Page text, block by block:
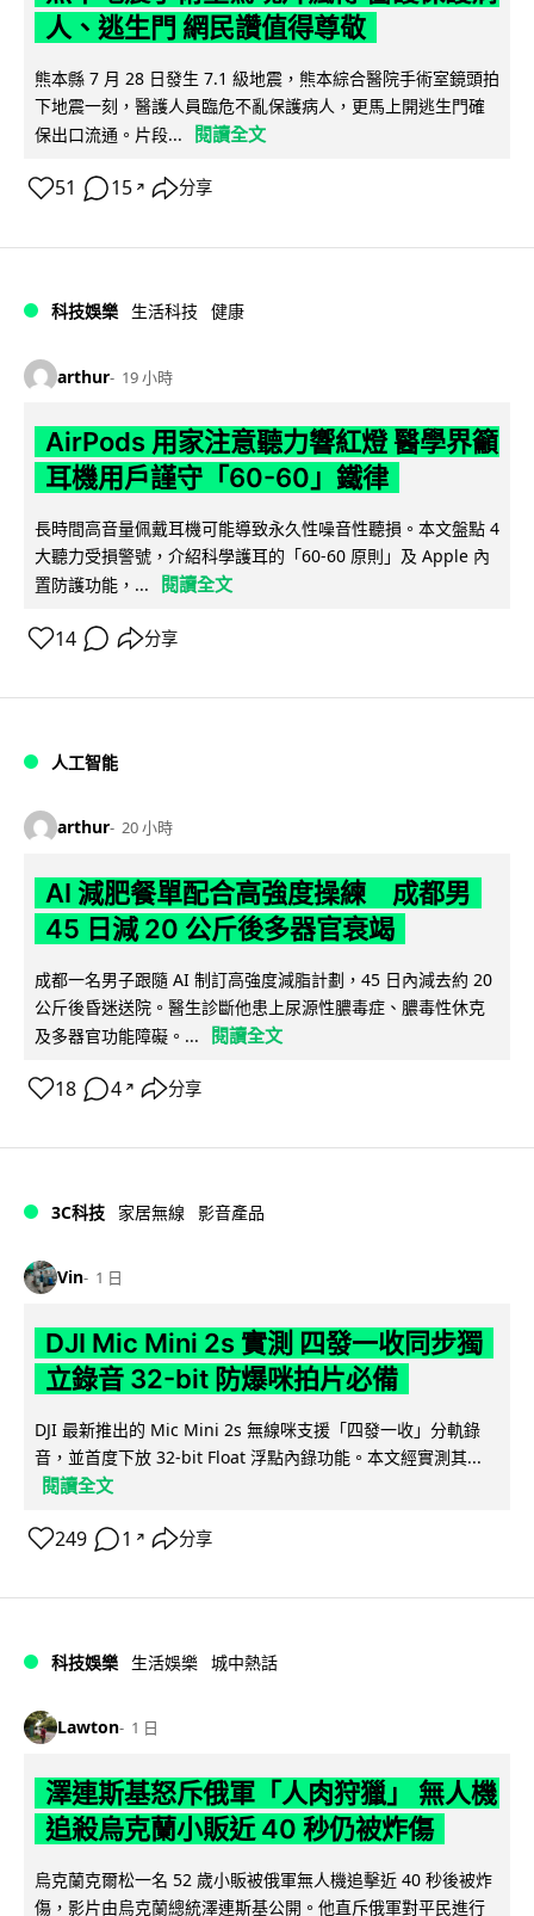
人、逃生門 網民讚值得尊敬
熊本縣 7 月 28 日發生 7.1 級地震，熊本綜合醫院手術室鏡頭拍
下地震一刻，醫護人員臨危不亂保護病人，更馬上開逃生門確
保出口流通。片段...
閱讀全文
51 15 ↗ 分享
科技娛樂 生活科技 健康
arthur 19 小時
AirPods 用家注意聽力響紅燈 醫學界籲
耳機用戶謹守「60-60」鐵律
長時間高音量佩戴耳機可能導致永久性噪音性聽損。本文盤點 4
大聽力受損警號，介紹科學護耳的「60-60 原則」及 Apple 內
置防護功能，...
閱讀全文
14 分享
人工智能
arthur 20 小時
AI 減肥餐單配合高強度操練 成都男
45 日減 20 公斤後多器官衰竭
成都一名男子跟隨 AI 制訂高強度減脂計劃，45 日內減去約 20
公斤後昏迷送院。醫生診斷他患上尿源性膿毒症、膿毒性休克
及多器官功能障礙。...
閱讀全文
18 4 ↗ 分享
3C科技 家居無線 影音產品
Vin 1 日
DJI Mic Mini 2s 實測 四發一收同步獨
立錄音 32-bit 防爆咪拍片必備
DJI 最新推出的 Mic Mini 2s 無線咪支援「四發一收」分軌錄
音，並首度下放 32-bit Float 浮點內錄功能。本文經實測其...
閱讀全文
249 1 ↗ 分享
科技娛樂 生活娛樂 城中熱話
Lawton 1 日
澤連斯基怒斥俄軍「人肉狩獵」 無人機
追殺烏克蘭小販近 40 秒仍被炸傷
烏克蘭克爾松一名 52 歲小販被俄軍無人機追擊近 40 秒後被炸
傷，影片由烏克蘭總統澤連斯基公開。他直斥俄軍對平民進行